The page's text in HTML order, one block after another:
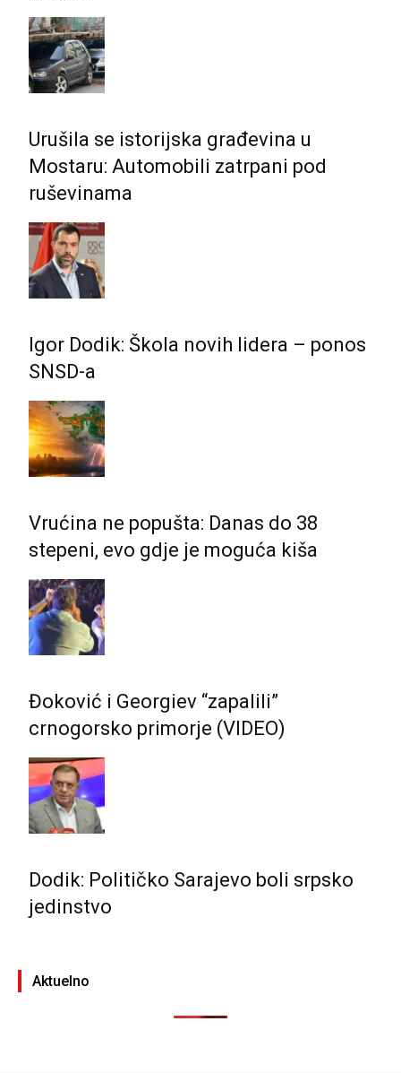
Urušila se istorijska građevina u
Mostaru: Automobili zatrpani pod
ruševinama
Igor Dodik: Škola novih lidera – ponos
SNSD-a
Vrućina ne popušta: Danas do 38
stepeni, evo gdje je moguća kiša
Đoković i Georgiev “zapalili”
crnogorsko primorje (VIDEO)
Dodik: Političko Sarajevo boli srpsko
jedinstvo
Aktuelno